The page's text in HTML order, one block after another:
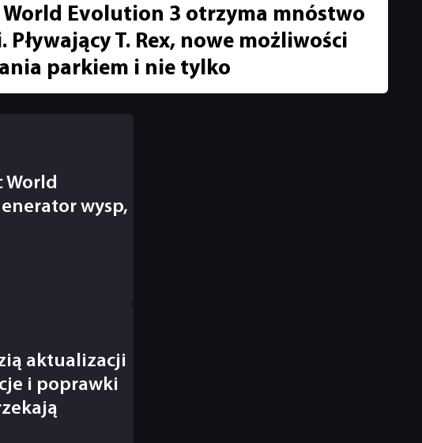
World Evolution 3 otrzyma mnóstwo
Pływający T. Rex, nowe możliwości
parkiem i nie tylko
World
wysp,
aktualizacji
i poprawki